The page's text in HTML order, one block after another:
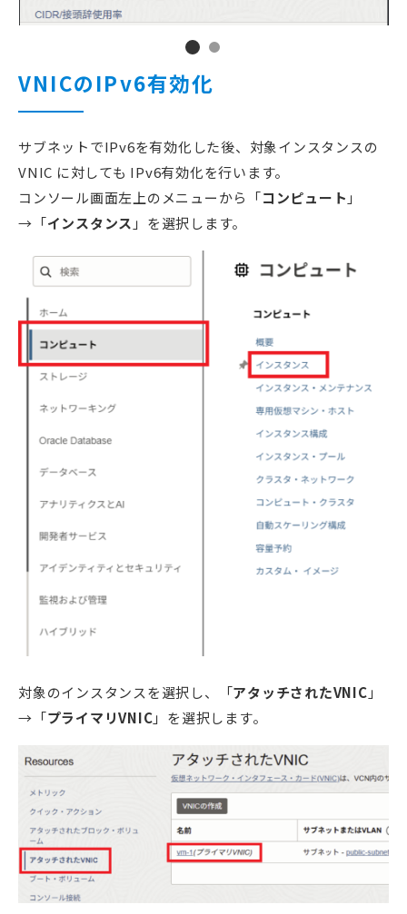
VNICのIPv6有効化
サブネットでIPv6を有効化した後、対象インスタンスの
VNIC に対しても IPv6有効化を行います。
コンソール画面左上のメニューから「コンピュート 」
→「インスタンス 」を選択します。
対象のインスタンスを選択し、「アタッチされたVNIC 」
→「プライマリVNIC」を選択します。